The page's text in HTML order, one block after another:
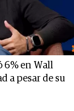
en Wall
a pesar de su